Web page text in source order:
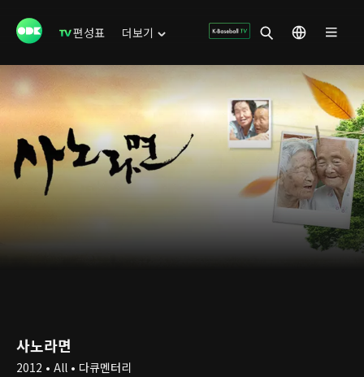
편성표 더보기
사노라면
2012 • All • 다큐멘터리